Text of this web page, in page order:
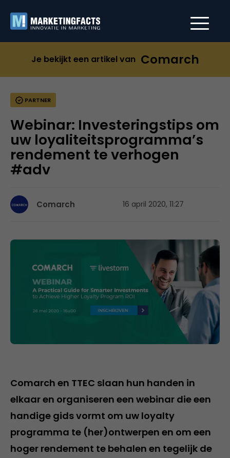
Je bekijkt een artikel van Comarch
PARTNER
Webinar: Investeringstips om
uw loyaliteitsprogramma’s
rendement te verhogen
#adv
Comarch 16 april 2020, 11:27
Comarch en TTEC slaan hun handen in
elkaar en organiseren een webinar die een
handige gids vormt om uw loyalty
programma te (her)ontwerpen en om een
hoger rendement te behalen en tegelijk de